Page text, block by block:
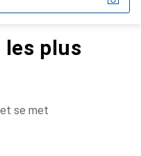
les plus
se met